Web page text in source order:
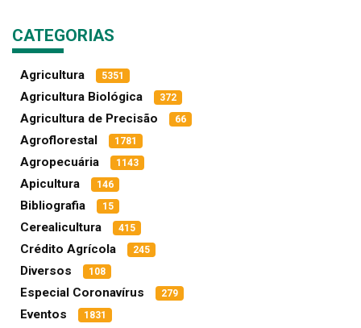
CATEGORIAS
Agricultura 5351
Agricultura Biológica 372
Agricultura de Precisão 66
Agroflorestal 1781
Agropecuária 1143
Apicultura 146
Bibliografia 15
Cerealicultura 415
Crédito Agrícola 245
Diversos 108
Especial Coronavírus 279
Eventos 1831